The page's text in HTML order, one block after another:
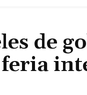
de